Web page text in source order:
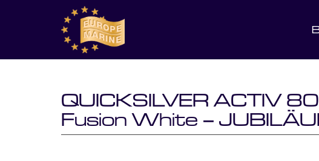
QUICKSILVER ACTIV
Fusion White –